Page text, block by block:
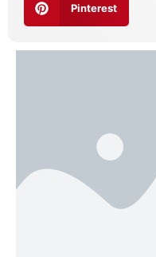
Pinterest